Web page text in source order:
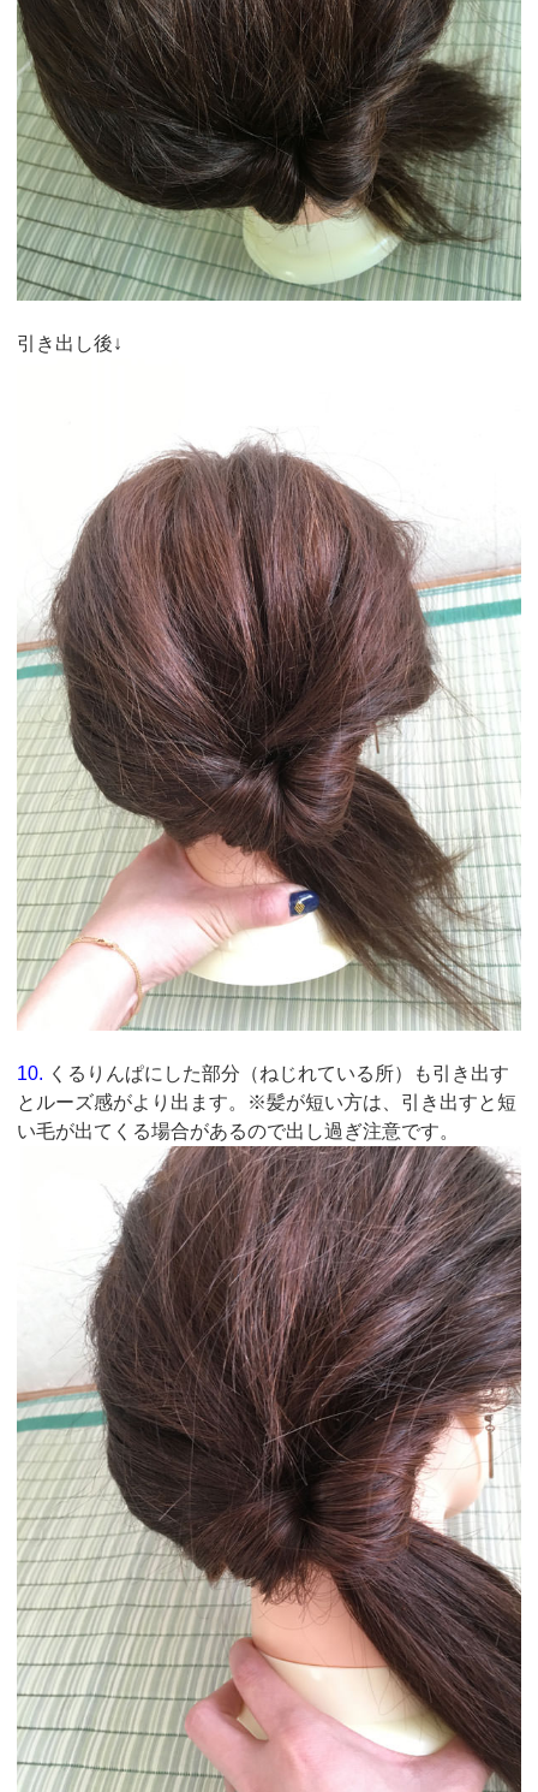
引き出し後↓
10. くるりんぱにした部分（ねじれている所）も引き出す
とルーズ感がより出ます。※髪が短い方は、引き出すと短
い毛が出てくる場合があるので出し過ぎ注意です。